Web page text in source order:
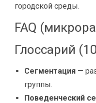
городской среды.
FAQ
Глоссарий
Сегментация —
группы.
Поведенческий